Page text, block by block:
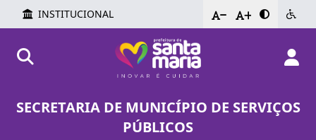
INSTITUCIONAL - +
SECRETARIA DE MUNICÍPIO DE SERVIÇOS
PÚBLICOS